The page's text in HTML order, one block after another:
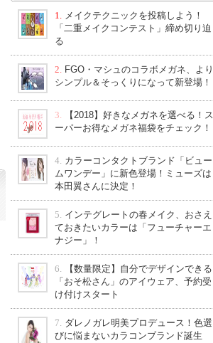
1.
メイクテクニックを投稿しよう！
「二重メイクコンテスト」締め切り迫
る
2. FGO・マシュのコラボメガネ、より
シンプル＆そっくりになって新登場！
3.
【2018】好きなメガネを選べる！ス
ーパーお得なメガネ福袋をチェック！
4. カラーコンタクトブランド「ビュー
ムワンデー」に新色登場！ミューズは
本田翼さんに決定！
5. インテグレートの春メイク、おさえ
ておきたいカラーは「フューチャーエ
ナジー」！
6.
【数量限定】自分でデザインできる
「おそ松さん」のアイウェア、予約受
け付けスタート
7. ダレノガレ明美プロデュース！色選
びに悩まないカラコンブランド誕生